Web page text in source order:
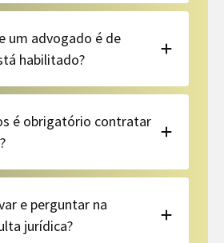
um advogado é de
habilitado?
é obrigatório contratar
e perguntar na
jurídica?